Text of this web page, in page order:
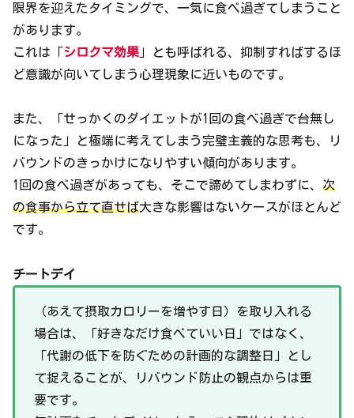
限界を迎えたタイミングで、一気に食べ過ぎてしまうこと
があります。
これは「シロクマ効果 」とも呼ばれる、抑制すればするほ
ど意識が向いてしまう心理現象に近いものです。
また、「せっかくのダイエットが1回の食べ過ぎで台無し
になった」と極端に考えてしまう完璧主義的な思考も、リ
バウンドのきっかけになりやすい傾向があります。
1回の食べ過ぎがあっても、そこで諦めてしまわずに、 次
の食事から立て直せば大きな影響はないケースがほとんど
です。
チートデイ
（あえて摂取カロリーを増やす日）を取り入れる
場合は、「好きなだけ食べていい日」ではなく、
「代謝の低下を防ぐための計画的な調整日」とし
て捉えることが、リバウンド防止の観点からは重
要です。